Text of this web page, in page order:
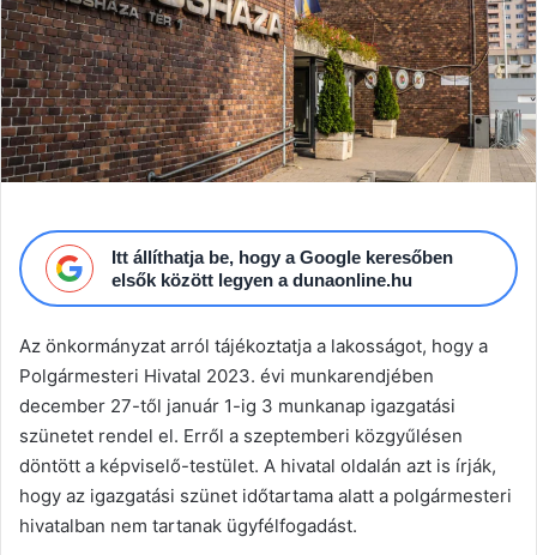
Itt állíthatja be, hogy a Google keresőben
elsők között legyen a dunaonline.hu
Az önkormányzat arról tájékoztatja a lakosságot, hogy a
Polgármesteri Hivatal 2023. évi munkarendjében
december 27-től január 1-ig 3 munkanap igazgatási
szünetet rendel el. Erről a szeptemberi közgyűlésen
döntött a képviselő-testület. A hivatal oldalán azt is írják,
hogy az igazgatási szünet időtartama alatt a polgármesteri
hivatalban nem tartanak ügyfélfogadást.